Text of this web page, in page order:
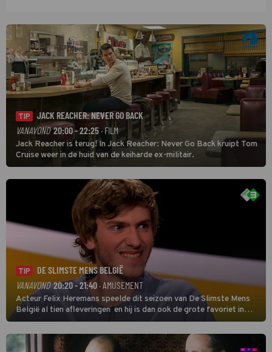
TIP
JACK REACHER: NEVER GO BACK
VANAVOND 20:00 - 22:25 · FILM
Jack Reacher is terug! In Jack Reacher: Never Go Back kruipt Tom
Cruise weer in de huid van de keiharde ex-militair.
TIP
DE SLIMSTE MENS BELGIË
VANAVOND 20:20 - 21:40· AMUSEMENT
Acteur Felix Heremans speelde dit seizoen van De Slimste Mens
België al tien afleveringen en hij is dan ook de grote favoriet in
deze seizoensfinale. En er is Nederlandse inbreng, want komiek
Soundos El Ahmadi neemt plaats aan de jurytafel.